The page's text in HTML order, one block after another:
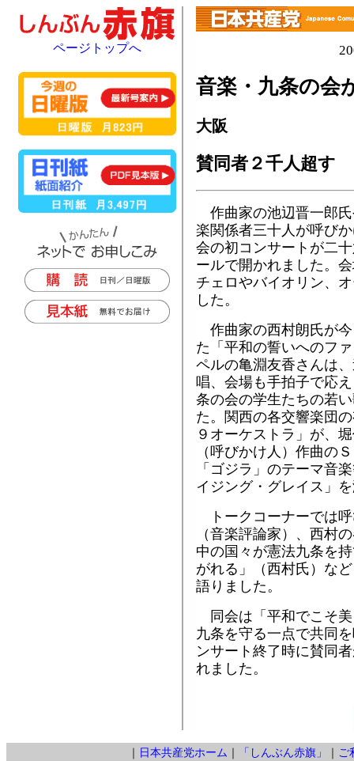
音楽・九条の会
大阪
賛同者２千人超す
作曲家の池辺晋一郎
楽関係者三十人が呼び
会の初コンサートが二
ールで開かれました。
チェロやバイオリン、
した。
作曲家の西村朗氏が
た「平和の誓いへのフ
ペルの亀淵友香さんは
唱、会場も手拍子で応
条の会の学生たちの若
た。関西の各交響楽団
９オーケストラ」が、
（呼びかけ人）作曲の
「ゴジラ」のテーマ音
イジング・グレイス」
トークコーナーでは
（音楽評論家）、西村
中の国々が憲法九条を
がれる」（西村氏）な
語りました。
同会は「平和でこそ
九条を守る一点で共同
ンサート終了時に賛同
れました。
ページトップへ
日本共産党ホーム 「しんぶん赤旗」
ご